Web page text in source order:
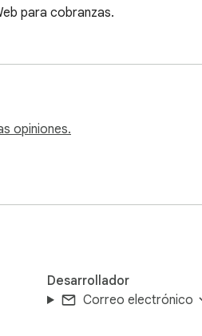
para cobranzas.
opiniones.
Desarrollador
Correo electrónico